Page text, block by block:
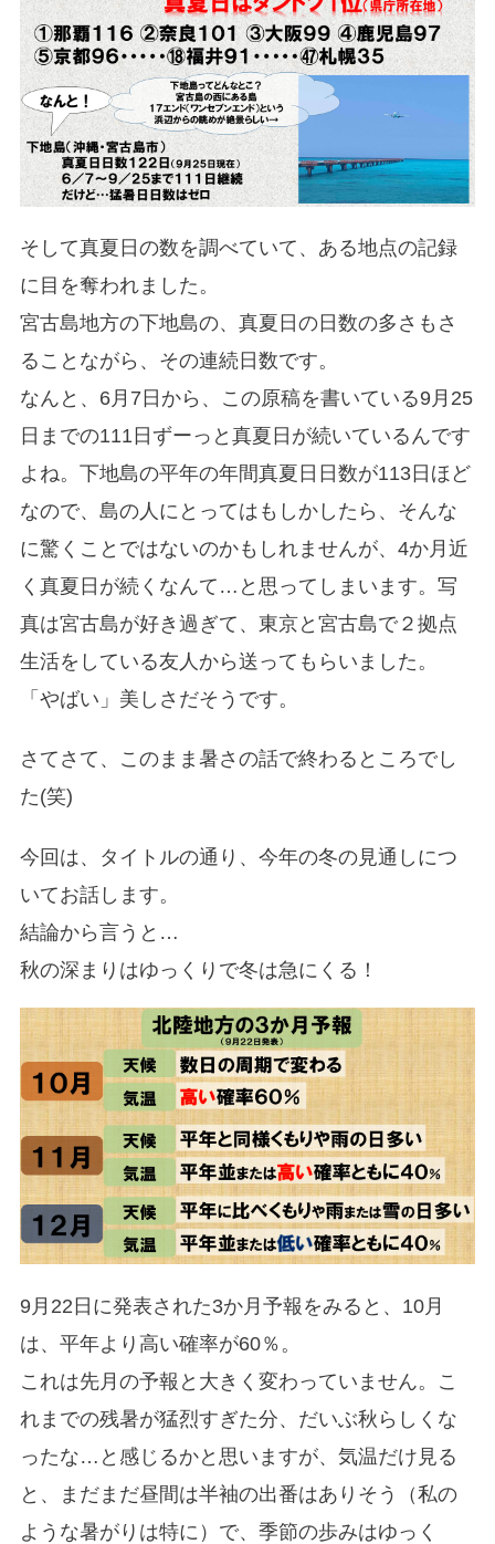
そして真夏日の数を調べていて、ある地点の記録
に目を奪われました。
宮古島地方の下地島の、真夏日の日数の多さもさ
ることながら、その連続日数です。
なんと、6月7日から、この原稿を書いている9月25
日までの111日ずーっと真夏日が続いているんです
よね。下地島の平年の年間真夏日日数が113日ほど
なので、島の人にとってはもしかしたら、そんな
に驚くことではないのかもしれませんが、4か月近
く真夏日が続くなんて…と思ってしまいます。写
真は宮古島が好き過ぎて、東京と宮古島で２拠点
生活をしている友人から送ってもらいました。
「やばい」美しさだそうです。
さてさて、このまま暑さの話で終わるところでし
た(笑)
今回は、タイトルの通り、今年の冬の見通しにつ
いてお話します。
結論から言うと…
秋の深まりはゆっくりで冬は急にくる！
9月22日に発表された3か月予報をみると、10月
は、平年より高い確率が60％。
これは先月の予報と大きく変わっていません。こ
れまでの残暑が猛烈すぎた分、だいぶ秋らしくな
ったな…と感じるかと思いますが、気温だけ見る
と、まだまだ昼間は半袖の出番はありそう（私の
ような暑がりは特に）で、季節の歩みはゆっく